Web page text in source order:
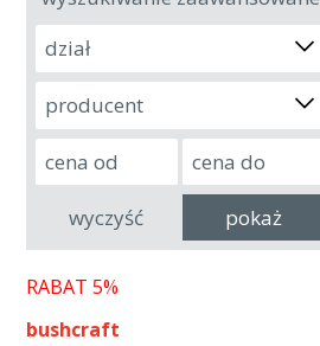
dział
producent
RABAT 5%
bushcraft